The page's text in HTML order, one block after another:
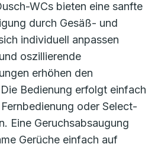
WCs bieten eine sanfte
durch Gesäß- und
individuell anpassen
oszillierende
erhöhen den
Bedienung erfolgt einfach
oder Select-
Eine Geruchsabsaugung
Gerüche einfach auf